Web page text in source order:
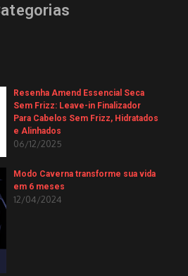
Resenha Amend Essencial Seca
Sem Frizz: Leave-in Finalizador
Para Cabelos Sem Frizz, Hidratados
e Alinhados
06/12/2025
Modo Caverna transforme sua vida
em 6 meses
12/04/2024